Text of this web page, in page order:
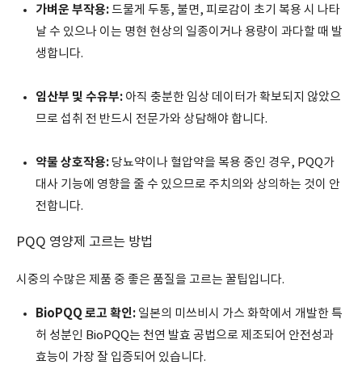
가벼운 부작용:드물게 두통, 불면, 피로감이 초기 복용 시 나타
날 수 있으나 이는 명현 현상의 일종이거나 용량이 과다할 때 발
생합니다.
임산부 및 수유부: 아직 충분한 임상 데이터가 확보되지 않았으
므로 섭취 전 반드시 전문가와 상담해야 합니다.
약물 상호작용: 당뇨약이나 혈압약을 복용 중인 경우, PQQ가
대사 기능에 영향을 줄 수 있으므로 주치의와 상의하는 것이 안
전합니다.
PQQ 영양제 고르는 방법
시중의 수많은 제품 중 좋은 품질을 고르는 꿀팁입니다.
BioPQQ 로고 확인: 일본의 미쓰비시 가스 화학에서 개발한 특
허 성분인 BioPQQ는 천연 발효 공법으로 제조되어 안전성과
효능이 가장 잘 입증되어 있습니다.